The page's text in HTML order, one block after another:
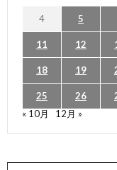
4 5
11 12
18 19
25 26
« 10月
12月 »